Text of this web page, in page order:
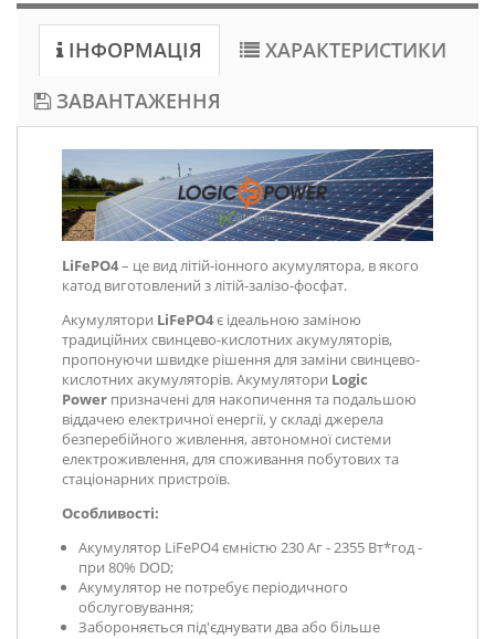
ІНФОРМАЦІЯ
ХАРАКТЕРИСТИКИ
ЗАВАНТАЖЕННЯ
LiFePO4– це вид літій-іонного акумулятора, в якого
катод виготовлений з літій-залізо-фосфат.
Акумулятори LiFePO4є ідеальною заміною
традиційних свинцево-кислотних акумуляторів,
пропонуючи швидке рішення для заміни свинцево-
кислотних акумуляторів. Акумулятори Logic
Power призначені для накопичення та подальшою
віддачею електричної енергії, у складі джерела
безперебійного живлення, автономної системи
електроживлення, для споживання побутових та
стаціонарних пристроїв.
Особливості:
Акумулятор LiFePO4 ємністю 230 Aг - 2355 Вт*год -
при 80% DOD;
Акумулятор не потребує періодичного
обслуговування;
Забороняється під'єднувати два або більше